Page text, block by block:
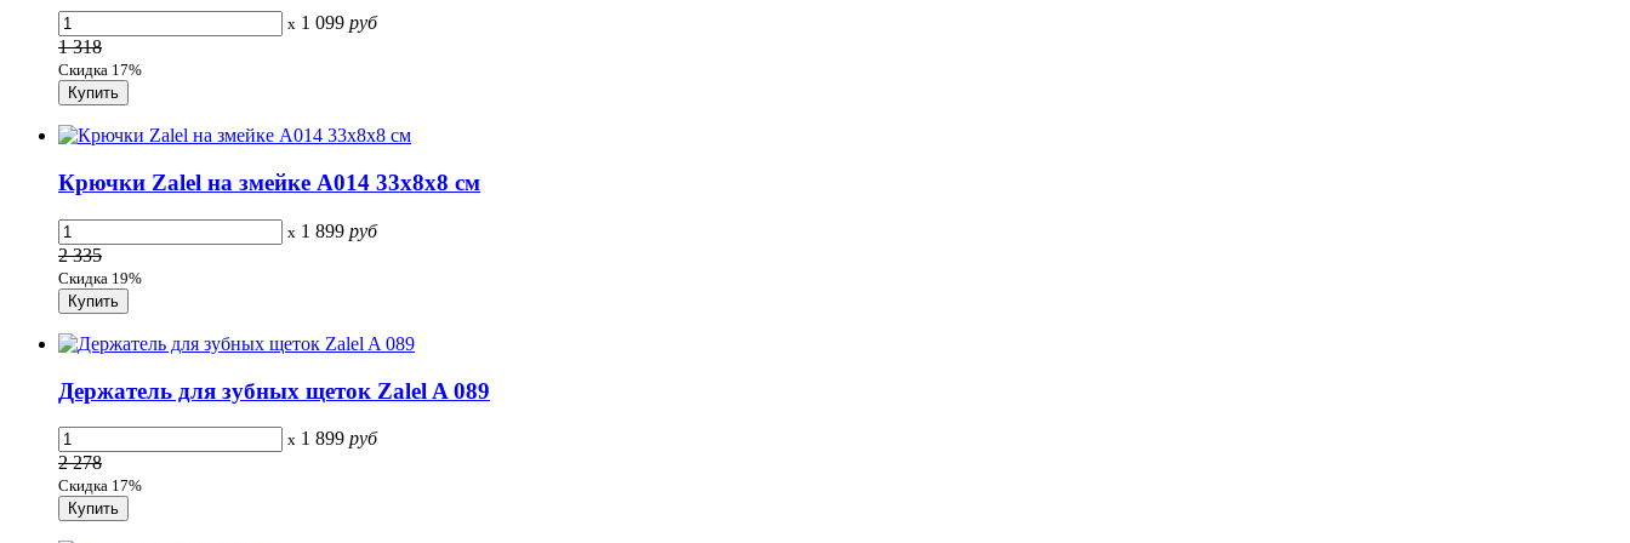
x 1 099 руб
1 318
Скидка 17%
Крючки Zalel на змейке A014 33х8х8 см
x 1 899 руб
2 335
Скидка 19%
Держатель для зубных щеток Zalel A 089
x 1 899 руб
2 278
Скидка 17%